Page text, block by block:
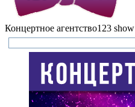
Концертное агентство123 show